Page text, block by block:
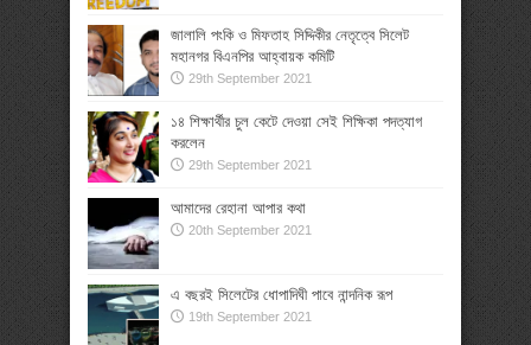
জালালি পংকি ও মিফতাহ সিদ্দিকীর নেতৃত্বে সিলেট
মহানগর বিএনপির আহ্বায়ক কমিটি
29th September 2021
১৪ শিক্ষার্থীর চুল কেটে দেওয়া সেই শিক্ষিকা পদত্যাগ
করলেন
29th September 2021
আমাদের রেহানা আপার কথা
20th September 2021
এ বছরই সিলেটের ধোপাদিঘী পাবে নান্দনিক রূপ
19th September 2021